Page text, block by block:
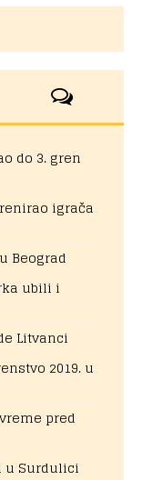
do 3. gren
igrača
Beograd
ubili i
Litvanci
2019. u
pred
u Surdulici